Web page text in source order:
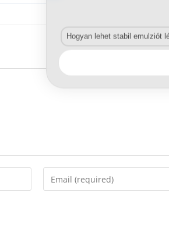
Enter
your
Hogyan lehet stabil emulziót